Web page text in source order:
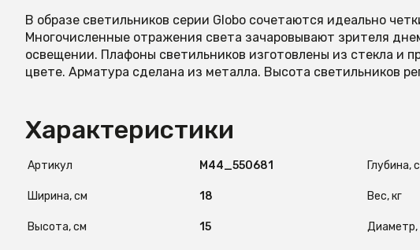
В образе светильников серии Globo сочетаются идеально
Многочисленные отражения света зачаровывают зрителя
освещении. Плафоны светильников изготовлены из стекла и
цвете. Арматура сделана из металла. Высота светильников
Характеристики
Артикул М44_550681
Ширина, см 18
Высота, см 15
Глубина,
Вес, кг
Диаметр,